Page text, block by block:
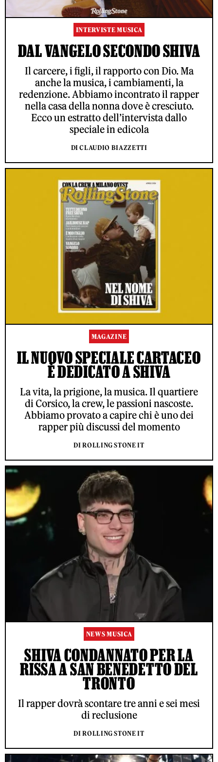
INTERVISTE MUSICA
DAL VANGELO SECONDO SHIVA
Il carcere, i figli, il rapporto con Dio. Ma
anche la musica, i cambiamenti, la
redenzione. Abbiamo incontrato il rapper
nella casa della nonna dove è cresciuto.
Ecco un estratto dell’intervista dallo
speciale in edicola
DI CLAUDIO BIAZZETTI
MAGAZINE
IL NUOVO SPECIALE CARTACEO
È DEDICATO A SHIVA
La vita, la prigione, la musica. Il quartiere
di Corsico, la crew, le passioni nascoste.
Abbiamo provato a capire chi è uno dei
rapper più discussi del momento
DI ROLLING STONE IT
NEWS MUSICA
SHIVA CONDANNATO PER LA
RISSA A SAN BENEDETTO DEL
TRONTO
Il rapper dovrà scontare tre anni e sei mesi
di reclusione
DI ROLLING STONE IT